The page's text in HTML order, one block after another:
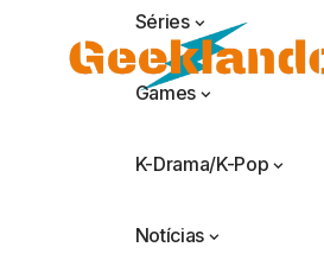
Séries
Games
K-Drama/K-Pop
Notícias